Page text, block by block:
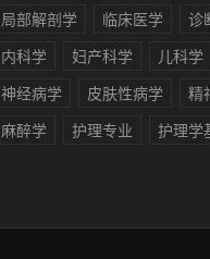
局部解剖学 临床医学 诊
内科学
妇产科学 儿科学
神经病学
皮肤性病学 精
麻醉学
护理专业 护理学